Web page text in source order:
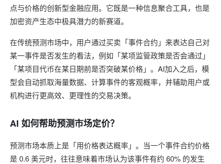
点与价格的创新型金融应用。它既是一种信息聚合工具，也是
加密资产生态中极具潜力的新赛道。
在传统预测市场中，用户通过买卖「事件合约」来表达自己对
某一事件是否发生的看法，例如「某项监管政策是否会通过」
「某项目代币在某日期前是否突破某价格」。AI加入之后，模
型会自动抓取海量数据、计算事件的客观概率，并辅助用户或
机构进行更高效、更理性的交易决策。
AI 如何帮助预测市场定价？
预测市场本质上是「用价格表达概率」。当一个事件合约价格
是 0.6 美元时，往往意味着市场认为该事件有约 60% 的发生